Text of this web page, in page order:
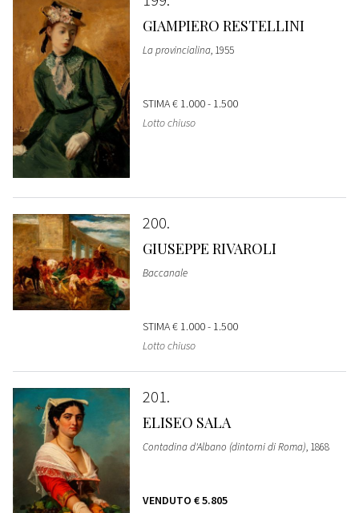
GIAMPIERO RESTELLINI
La provincialina, 1955
STIMA€ 1.000 - 1.500
Lotto chiuso
200
GIUSEPPE RIVAROLI
Baccanale
STIMA€ 1.000 - 1.500
Lotto chiuso
201
ELISEO SALA
Contadina d'Albano (dintorni di Roma), 1868
VENDUTO € 5.805